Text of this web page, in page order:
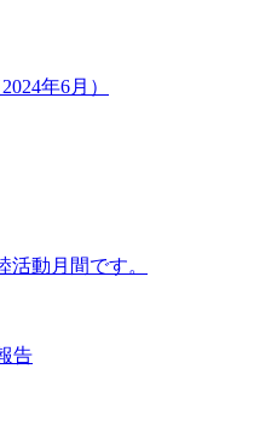
年6月）
活動月間です。
告